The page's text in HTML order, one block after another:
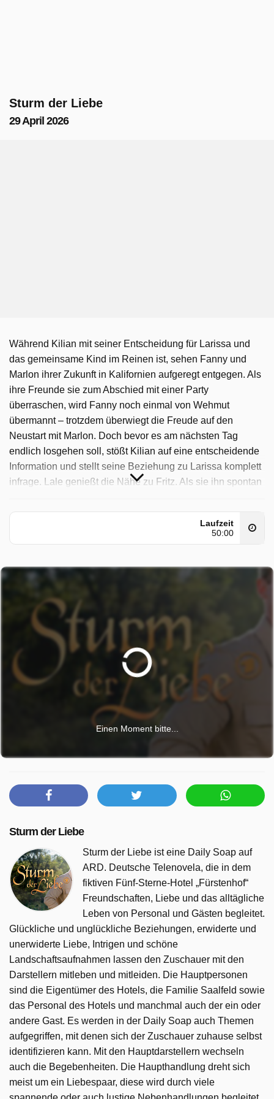
Sturm der Liebe
29 April 2026
Während Kilian mit seiner Entscheidung für Larissa und
das gemeinsame Kind im Reinen ist, sehen Fanny und
Marlon ihrer Zukunft in Kalifornien aufgeregt entgegen. Als
ihre Freunde sie zum Abschied mit einer Party
überraschen, wird Fanny noch einmal von Wehmut
übermannt – trotzdem überwiegt die Freude auf den
Neustart mit Marlon. Doch bevor es am nächsten Tag
endlich losgehen soll, stößt Kilian auf eine entscheidende
Information und stellt seine Beziehung zu Larissa komplett
infrage. Lale genießt die Nähe zu Fritz. Als sie ihn spontan
überrascht, und sie kommen sich immer näher. Doch
plötzlich stößt Fritz unter Lales Kopfkissen auf ein altes T-
Shirt von Theo, und Lale zieht sich überfordert zurück. Vor
muss betroffen erkennen, dass Lale noch nicht bereit für
Alptraum für Sandy endlich vorüber ist. Besonders Olivia
gegenüber zeigt er sich (als Massimo) dankbar und ahnt
nicht, dass Olivia längst mehr für ihn empfindet. Und
während Adam zum ersten Mal unbeschwert mit Sandy
zusammen sein kann, sind Olivia und Elias in ihrem
Liebeskummer füreinander da, bis sie der nächste Schock
Sturm der Liebe wurde auf ARD ausgestrahlt am Mittwoch
Laufzeit
50:00
Einen Moment bitte...
Sturm der Liebe
Sturm der Liebe ist eine Daily Soap auf
ARD. Deutsche Telenovela, die in dem
fiktiven Fünf-Sterne-Hotel „Fürstenhof“
Freundschaften, Liebe und das alltägliche
Leben von Personal und Gästen begleitet.
Glückliche und unglückliche Beziehungen, erwiderte und
unerwiderte Liebe, Intrigen und schöne
Landschaftsaufnahmen lassen den Zuschauer mit den
Darstellern mitleben und mitleiden. Die Hauptpersonen
sind die Eigentümer des Hotels, die Familie Saalfeld sowie
das Personal des Hotels und manchmal auch der ein oder
andere Gast. Es werden in der Daily Soap auch Themen
aufgegriffen, mit denen sich der Zuschauer zuhause selbst
identifizieren kann. Mit den Hauptdarstellern wechseln
auch die Begebenheiten. Die Haupthandlung dreht sich
meist um ein Liebespaar, diese wird durch viele